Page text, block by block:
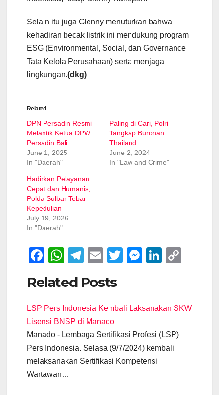
Selain itu juga Glenny menuturkan bahwa
kehadiran becak listrik ini mendukung program
ESG (Environmental, Social, dan Governance
Tata Kelola Perusahaan) serta menjaga
lingkungan.(dkg)
Related
DPN Persadin Resmi
Melantik Ketua DPW
Persadin Bali
June 1, 2025
In "Daerah"
Paling di Cari, Polri
Tangkap Buronan
Thailand
June 2, 2024
In "Law and Crime"
Hadirkan Pelayanan
Cepat dan Humanis,
Polda Sulbar Tebar
Kepedulian
July 19, 2026
In "Daerah"
F
c
e
b
o
o
k
W
at
s
A
p
p
T
e
gr
a
m
E
ail
T
er
M
e
g
er
Li
e
n
y
Related Posts
LSP Pers Indonesia Kembali Laksanakan SKW
Lisensi BNSP di Manado
Manado - Lembaga Sertifikasi Profesi (LSP)
Pers Indonesia, Selasa (9/7/2024) kembali
melaksanakan Sertifikasi Kompetensi
Wartawan…